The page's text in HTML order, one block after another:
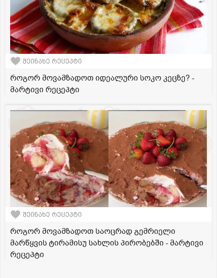
შეინახე რეცეპტი
როგორ მოვამზადოთ იდეალური სოკო კეცზე? -
მარტივი რეცეპტი
შეინახე რეცეპტი
როგორ მოვამზადოთ საოცრად გემრიელი
მარწყვის ტირამისუ სახლის პირობებში - მარტივი
რეცეპტი